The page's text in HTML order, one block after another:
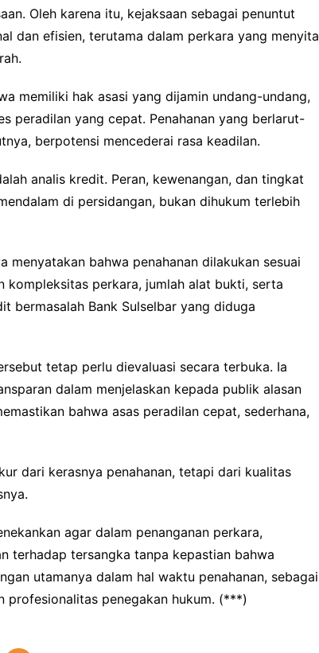
Oleh karena itu, kejaksaan sebagai penuntut
dan efisien, terutama dalam perkara yang menyita
memiliki hak asasi yang dijamin undang-undang,
peradilan yang cepat. Penahanan yang berlarut-
berpotensi mencederai rasa keadilan.
analis kredit. Peran, kewenangan, dan tingkat
di persidangan, bukan dihukum terlebih
menyatakan bahwa penahanan dilakukan sesuai
kompleksitas perkara, jumlah alat bukti, serta
bermasalah Bank Sulselbar yang diduga
tetap perlu dievaluasi secara terbuka. Ia
dalam menjelaskan kepada publik alasan
bahwa asas peradilan cepat, sederhana,
dari kerasnya penahanan, tetapi dari kualitas
agar dalam penanganan perkara,
terhadap tersangka tanpa kepastian bahwa
utamanya dalam hal waktu penahanan, sebagai
profesionalitas penegakan hukum. (***)